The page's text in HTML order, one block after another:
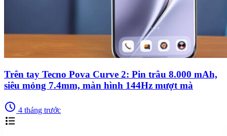
Trên tay Tecno Pova Curve 2: Pin trâu 8.000 mAh,
siêu mỏng 7.4mm, màn hình 144Hz mượt mà
schedule 4 tháng trước
format_list_bulleted